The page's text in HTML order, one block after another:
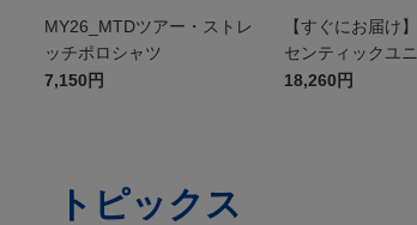
MY26_MTDツアー・ストレ
ッチポロシャツ
7,150円
【すぐにお届け
センティックユ
FP1st（長袖）
18,260円
トピックス